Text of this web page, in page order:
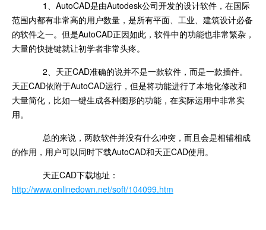
1、AutoCAD是由Autodesk公司开发的设计软件，在国际
范围内都有非常高的用户数量，是所有平面、工业、建筑设计必备
的软件之一。但是AutoCAD正因如此，软件中的功能也非常繁杂，
大量的快捷键就让初学者非常头疼。
2、天正CAD准确的说并不是一款软件，而是一款插件。
天正CAD依附于AutoCAD运行，但是将功能进行了本地化修改和
大量简化，比如一键生成各种图形的功能，在实际运用中非常实
用。
总的来说，两款软件并没有什么冲突，而且会是相辅相成
的作用，用户可以同时下载AutoCAD和天正CAD使用。
天正CAD下载地址：
http://www.onlinedown.net/soft/104099.htm